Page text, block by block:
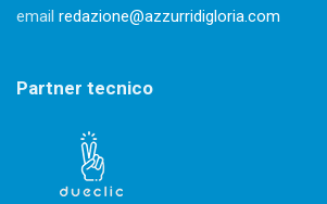
email redazione@azzurridigloria.com
Partner tecnico